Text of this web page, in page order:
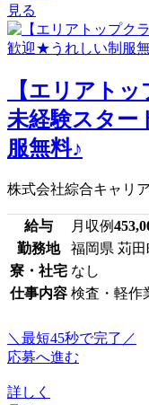
見る
【エリアト
未経験スター
服無料♪
株式会社綜合キャリ
給与 月収例
勤務地
福岡県 苅田
寮・社宅 なし
仕事内容 検査・軽作
＼最短45秒で完了／
応募へ進む
詳しく